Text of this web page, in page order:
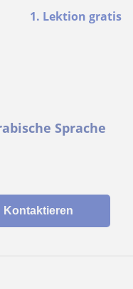
1. Lektion gratis
Sprache
Kontaktieren